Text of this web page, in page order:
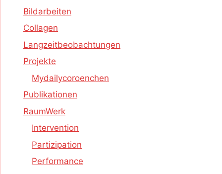
Bildarbeiten
Collagen
Langzeitbeobachtungen
Projekte
Mydailycoroenchen
Publikationen
RaumWerk
Intervention
Partizipation
Performance